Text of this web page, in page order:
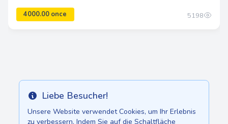
5198
Info Liebe Besucher!
Unsere Website verwendet Cookies, um Ihr Erlebnis
zu verbessern. Indem Sie auf die Schaltfläche